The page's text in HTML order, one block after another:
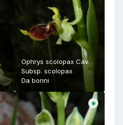
Ophrys scolopax Cav.
Subsp. scolopax
Da bonni